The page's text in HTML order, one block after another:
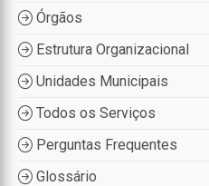
Órgãos
Estrutura Organizacional
Unidades Municipais
Todos os Serviços
Perguntas Frequentes
Glossário